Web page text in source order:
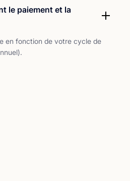
le paiement et la
en fonction de votre cycle de